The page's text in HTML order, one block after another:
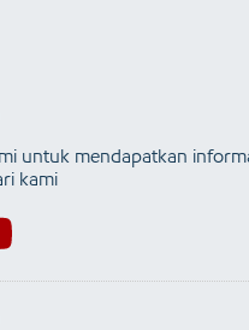
untuk mendapatkan
kami